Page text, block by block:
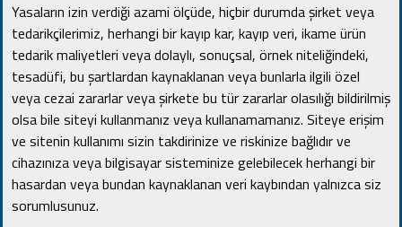
Yasaların izin verdiği azami ölçüde, hiçbir durumda şirket veya
tedarikçilerimiz, herhangi bir kayıp kar, kayıp veri, ikame ürün
tedarik maliyetleri veya dolaylı, sonuçsal, örnek niteliğindeki,
tesadüfi, bu şartlardan kaynaklanan veya bunlarla ilgili özel
veya cezai zararlar veya şirkete bu tür zararlar olasılığı bildirilmiş
olsa bile siteyi kullanmanız veya kullanamamanız. Siteye erişim
ve sitenin kullanımı sizin takdirinize ve riskinize bağlıdır ve
cihazınıza veya bilgisayar sisteminize gelebilecek herhangi bir
hasardan veya bundan kaynaklanan veri kaybından yalnızca siz
sorumlusunuz.